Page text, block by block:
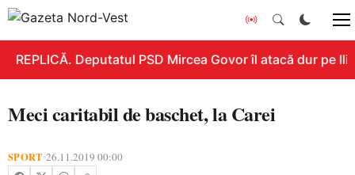
REPLICĂ. Deputatul PSD Mircea Govor îl atacă dur pe
Meci caritabil de baschet, la Carei
SPORT•26.11.2019 00:00